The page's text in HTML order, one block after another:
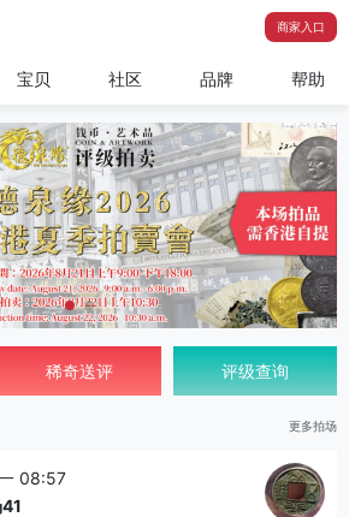
商家入口
宝贝 社区 品牌 帮助
稀奇送评 评级查询
更多拍场
08:57